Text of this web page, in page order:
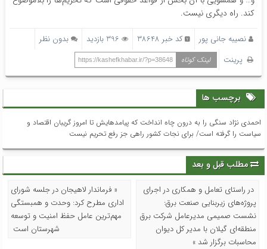
کند. راه دیگری نیست.
نصیبه جانی پور کد خبر 38648 396 بازدید
بدون نظر
پرینت
لینک کوتاه https://kashefkhabar.ir/?p=38648
برچسب ها
احمدی نژاد سنگی را به درون چاه انداخت که پیامدهایش تا امروز گریبان اقتصاد و
سیاست را گرفته است/ برای نجات کشور راهی جز رفع تحریم نیست
مطلب قبل و بعد
در راستای تعامل و همکاری در اجرای
پروژه‌های زیربنایی صنعت برق:
نشست صمیمی مدیرعامل شرکت برق
منطقه‌ای گیلان با مدیر کل دیوان
محاسبات برگزار شد »
« فرماندار لاهیجان در جلسه شورای
اداری مطرح کرد: وحدت و همبستگی
مهم‌ترین عامل حفظ امنیت و توسعه
شهرستان است